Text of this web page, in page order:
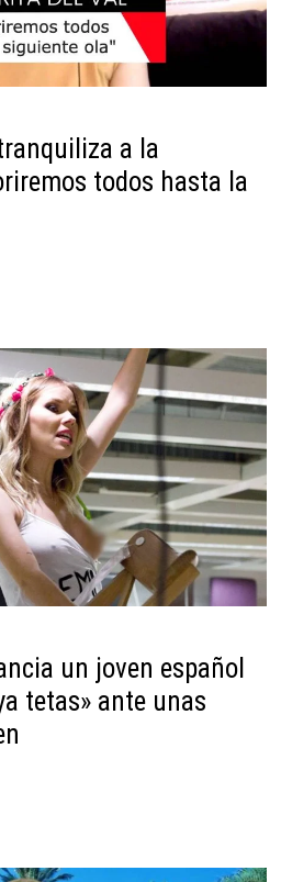
a la
todos hasta la
un joven español
tetas» ante unas